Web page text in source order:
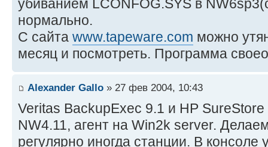
убиванием LCONFOG.SYS в
нормально.
C сайта www.tapeware.com можно
месяц и посмотреть. Программа
Alexander Gallo » 27 фев 2004, 10:43
Veritas BackupExec 9.1 и HP
NW4.11, агент на Win2k server.
регулярно иногда станции. В консоле